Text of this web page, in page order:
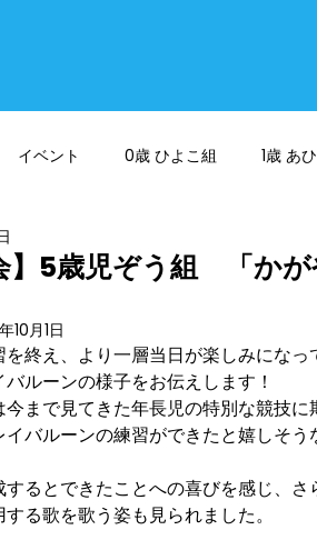
イベント 0歳 ひよこ組 1歳 あ
会】5歳児ぞう組 「
10月1日
終え、より一層当日が楽しみになっ
ルーンの様子をお伝えします！
まで見てきた年長児の特別な競技
バルーンの練習ができたと嬉しそう
るとできたことへの喜びを感じ、
る歌を歌う姿も見られました。